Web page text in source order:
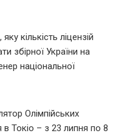
кількість ліцензій
збірної України на
національної
Олімпійських
в Токіо – з 23 липня по 8